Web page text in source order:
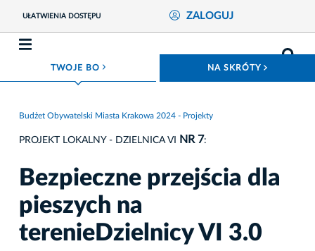
UŁATWIENIA DOSTĘPU ZALOGUJ
TWOJE BO ROZWIŃ MENU NA SKRÓTY
Budżet Obywatelski Miasta Krakowa 2024 - Projekty
PROJEKT LOKALNY - DZIELNICA VI NR 7:
Bezpieczne przejścia dla
pieszych na
terenieDzielnicy VI 3.0